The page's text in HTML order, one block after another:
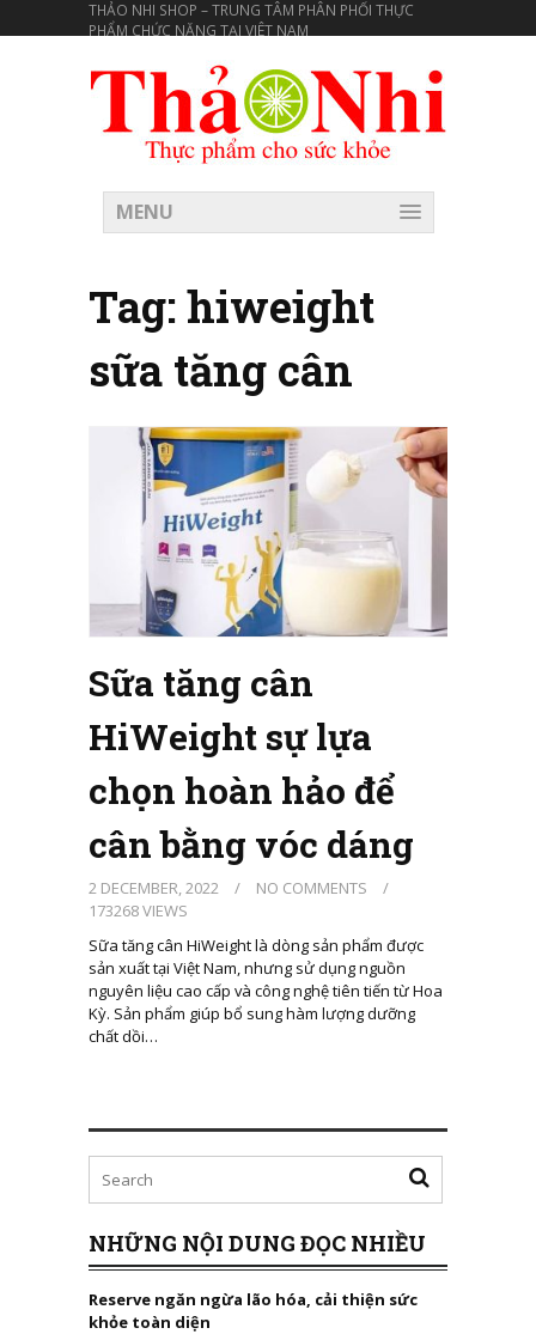
THẢO NHI SHOP – TRUNG TÂM PHÂN PHỐI THỰC
PHẨM CHỨC NĂNG TẠI VIÊT NAM
MENU
Tag:hiweight
sữa tăng cân
Sữa tăng cân
HiWeight sự lựa
chọn hoàn hảo để
cân bằng vóc dáng
2 DECEMBER, 2022 / NO COMMENTS
/
173268 VIEWS
Sữa tăng cân HiWeight là dòng sản phẩm được
sản xuất tại Việt Nam, nhưng sử dụng nguồn
nguyên liệu cao cấp và công nghệ tiên tiến từ Hoa
Kỳ. Sản phẩm giúp bổ sung hàm lượng dưỡng
chất dồi…
NHỮNG NỘI DUNG ĐỌC NHIỀU
Reserve ngăn ngừa lão hóa, cải thiện sức
khỏe toàn diện